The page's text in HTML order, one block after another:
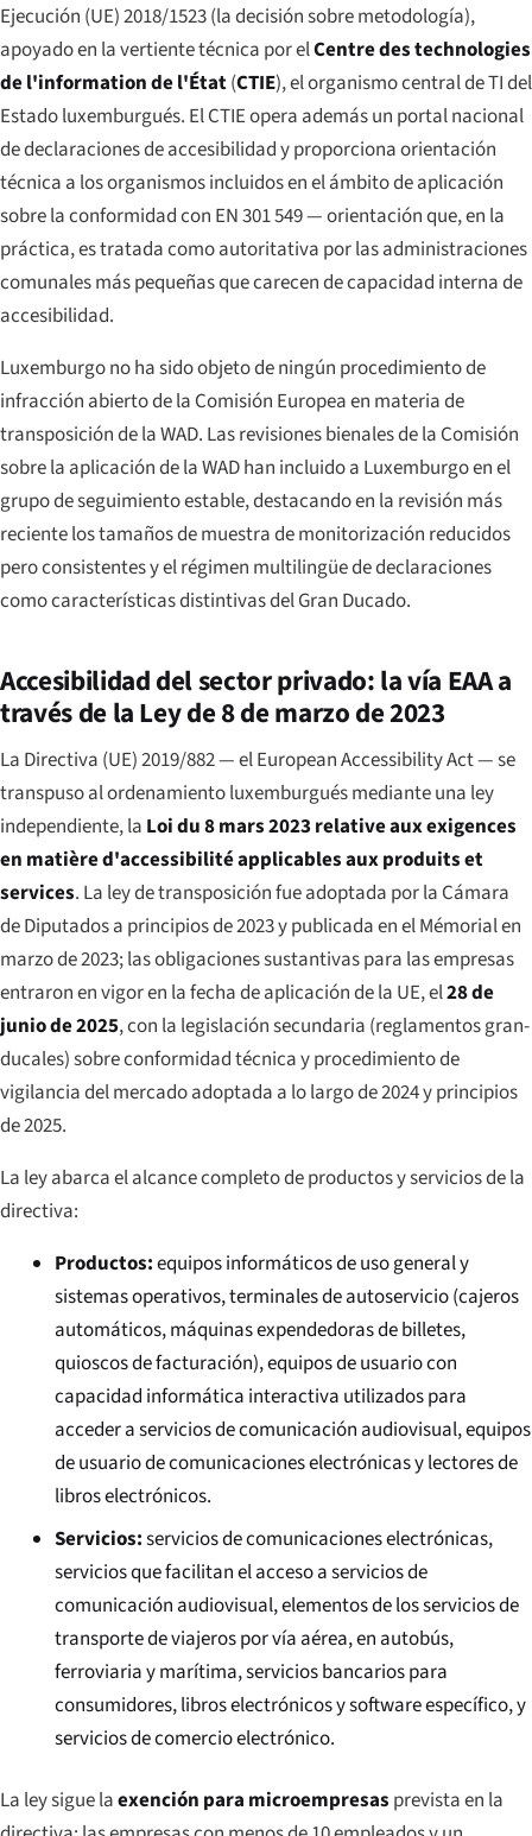
Ejecución (UE) 2018/1523 (la decisión sobre metodología),
apoyado en la vertiente técnica por elCentre des technologies
de l'information de l'État(CTIE), el organismo central de TI del
Estado luxemburgués. El CTIE opera además un portal nacional
de declaraciones de accesibilidad y proporciona orientación
técnica a los organismos incluidos en el ámbito de aplicación
sobre la conformidad con EN 301 549 — orientación que, en la
práctica, es tratada como autoritativa por las administraciones
comunales más pequeñas que carecen de capacidad interna de
accesibilidad.
Luxemburgo no ha sido objeto de ningún procedimiento de
infracción abierto de la Comisión Europea en materia de
transposición de la WAD. Las revisiones bienales de la Comisión
sobre la aplicación de la WAD han incluido a Luxemburgo en el
grupo de seguimiento estable, destacando en la revisión más
reciente los tamaños de muestra de monitorización reducidos
pero consistentes y el régimen multilingüe de declaraciones
como características distintivas del Gran Ducado.
Accesibilidad del sector privado: la vía EAA a
través de la Ley de 8 de marzo de 2023
La Directiva (UE) 2019/882 — el European Accessibility Act — se
transpuso al ordenamiento luxemburgués mediante una ley
independiente, la Loi du 8 mars 2023 relative aux exigences
en matière d'accessibilité applicables aux produits et
services. La ley de transposición fue adoptada por la Cámara
de Diputados a principios de 2023 y publicada en elMémorialen
marzo de 2023; las obligaciones sustantivas para las empresas
entraron en vigor en la fecha de aplicación de la UE, el28 de
junio de 2025, con la legislación secundaria (reglamentos gran-
ducales) sobre conformidad técnica y procedimiento de
vigilancia del mercado adoptada a lo largo de 2024 y principios
de 2025.
La ley abarca el alcance completo de productos y servicios de la
directiva:
Productos:equipos informáticos de uso general y
sistemas operativos, terminales de autoservicio (cajeros
automáticos, máquinas expendedoras de billetes,
quioscos de facturación), equipos de usuario con
capacidad informática interactiva utilizados para
acceder a servicios de comunicación audiovisual, equipos
de usuario de comunicaciones electrónicas y lectores de
libros electrónicos.
Servicios:servicios de comunicaciones electrónicas,
servicios que facilitan el acceso a servicios de
comunicación audiovisual, elementos de los servicios de
transporte de viajeros por vía aérea, en autobús,
ferroviaria y marítima, servicios bancarios para
consumidores, libros electrónicos y software específico, y
servicios de comercio electrónico.
La ley sigue laexención para microempresas prevista en la